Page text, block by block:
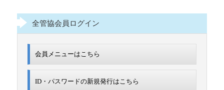
全管協会員ログイン
会員メニューはこちら
ID・パスワードの新規発行は こちら